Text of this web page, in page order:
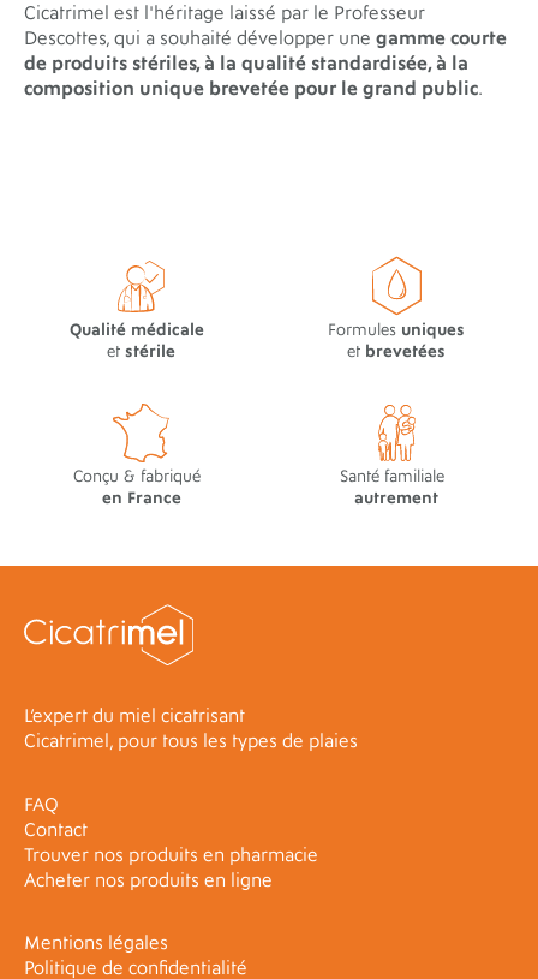
Cicatrimel est l'héritage laissé par le Professeur
Descottes, qui a souhaité développer une gamme courte
de produits stériles, à la qualité standardisée, à la
composition unique brevetée pour le grand public.
Qualité médicale
et stérile
Formules uniques
et brevetées
Conçu & fabriqué
en France
Santé familiale
autrement
L’expert du miel cicatrisant
Cicatrimel, pour tous les types de plaies
FAQ
Contact
Trouver nos produits en pharmacie
Acheter nos produits en ligne
Mentions légales
Politique de confidentialité